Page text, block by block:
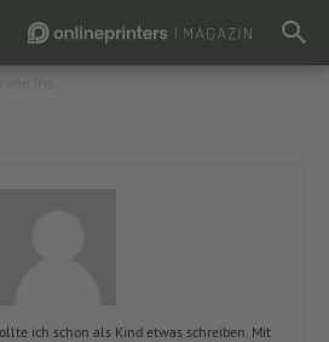
ich schon als Kind etwas schreiben. Mit